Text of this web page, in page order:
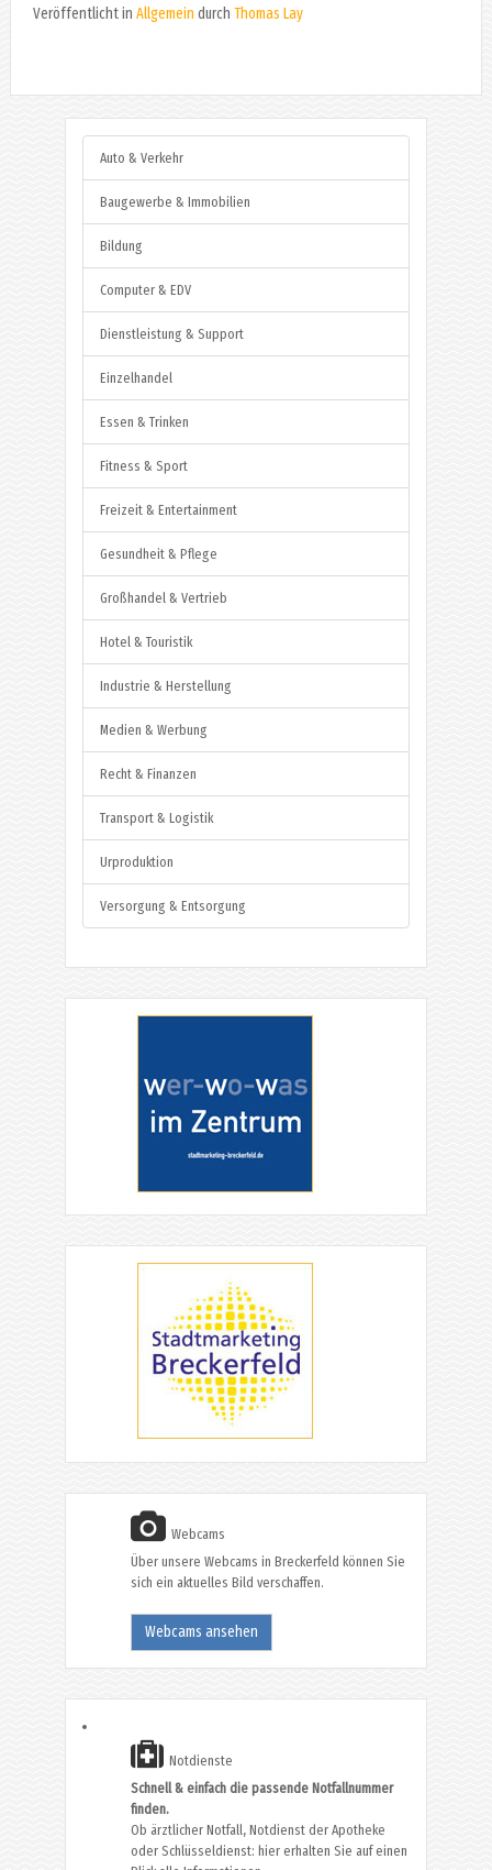
Veröffentlicht in Allgemein durch Thomas Lay
Auto & Verkehr
Baugewerbe & Immobilien
Bildung
Computer & EDV
Dienstleistung & Support
Einzelhandel
Essen & Trinken
Fitness & Sport
Freizeit & Entertainment
Gesundheit & Pflege
Großhandel & Vertrieb
Hotel & Touristik
Industrie & Herstellung
Medien & Werbung
Recht & Finanzen
Transport & Logistik
Urproduktion
Versorgung & Entsorgung
Webcams
Über unsere Webcams in Breckerfeld können Sie
sich ein aktuelles Bild verschaffen.
Webcams ansehen
Notdienste
Schnell & einfach die passende Notfallnummer
finden.
Ob ärztlicher Notfall, Notdienst der Apotheke
oder Schlüsseldienst: hier erhalten Sie auf einen